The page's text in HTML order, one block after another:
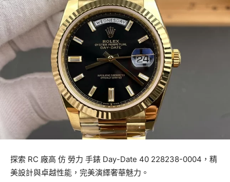
探索 RC 廠高 仿 勞力 手錶 Day-Date 40 228238-0004，精
美設計與卓越性能，完美演繹奢華魅力。